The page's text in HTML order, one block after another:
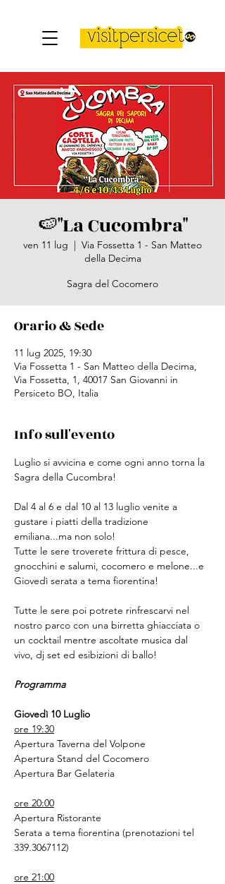
🍉"La Cucombra"
ven 11 lug
  |
Via Fossetta 1 - San Matteo
della Decima
Sagra del Cocomero
Orario & Sede
11 lug 2025, 19:30
Via Fossetta 1 - San Matteo della Decima,
Via Fossetta, 1, 40017 San Giovanni in
Persiceto BO, Italia
Info sull'evento
Luglio si avvicina e come ogni anno torna la
Sagra della Cucombra!
Dal 4 al 6 e dal 10 al 13 luglio venite a
gustare i piatti della tradizione
emiliana...ma non solo!
Tutte le sere troverete frittura di pesce,
gnocchini e salumi, cocomero e melone...e
Giovedì serata a tema fiorentina!
Tutte le sere poi potrete rinfrescarvi nel
nostro parco con una birretta ghiacciata o
un cocktail mentre ascoltate musica dal
vivo, dj set ed esibizioni di ballo!
Programma
Giovedì 10 Luglio
ore 19:30
Apertura Taverna del Volpone
Apertura Stand del Cocomero
Apertura Bar Gelateria
ore 20:00
Apertura Ristorante
Serata a tema fiorentina (prenotazioni tel
339.3067112)
ore 21:00